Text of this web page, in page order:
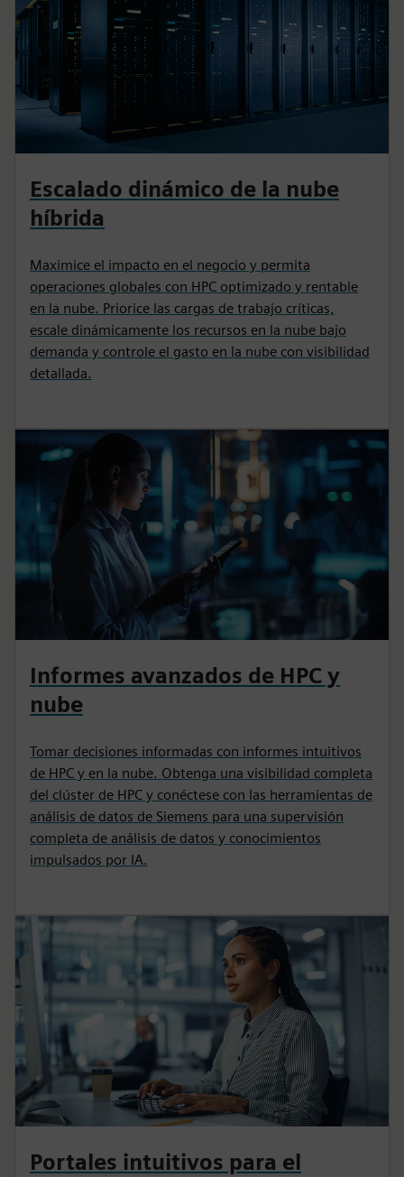
Escalado dinámico de la nube
híbrida
Maximice el impacto en el negocio y permita
operaciones globales con HPC optimizado y rentable
en la nube. Priorice las cargas de trabajo críticas,
escale dinámicamente los recursos en la nube bajo
demanda y controle el gasto en la nube con visibilidad
detallada.
Informes avanzados de HPC y
nube
Tomar decisiones informadas con informes intuitivos
de HPC y en la nube. Obtenga una visibilidad completa
del clúster de HPC y conéctese con las herramientas de
análisis de datos de Siemens para una supervisión
completa de análisis de datos y conocimientos
impulsados por IA.
Portales intuitivos para el